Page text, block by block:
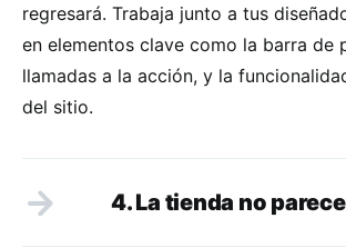
regresará. Trabaja junto a tus
en elementos clave como la barra de
llamadas a la acción, y la
del sitio.
4. La tienda no